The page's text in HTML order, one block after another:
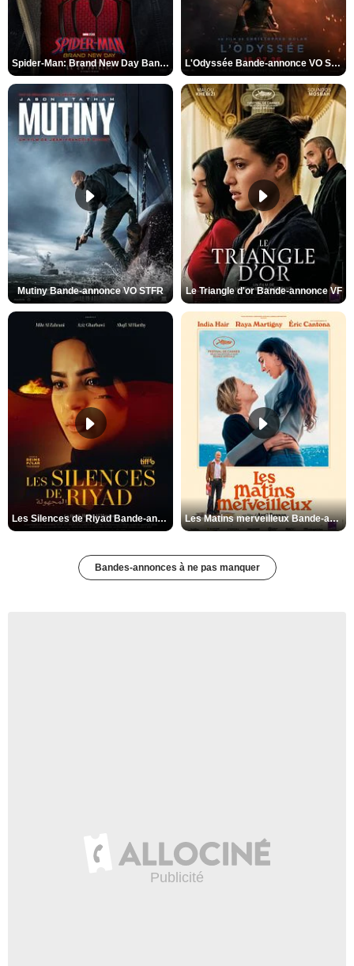
Spider-Man: Brand New Day Bande-annonce VO STFR L'Odyssée Bande-annonce VO STFR
Mutiny Bande-annonce VO STFR Le Triangle d'or Bande-annonce VF
Les Silences de Riyad Bande-annonce VO STFR Les Matins merveilleux Bande-annonce VF
Bandes-annonces à ne pas manquer